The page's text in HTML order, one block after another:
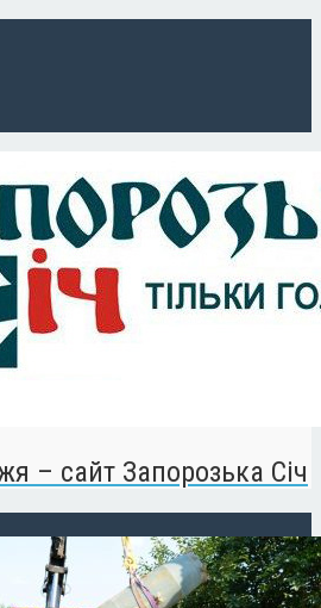
– сайт Запорозька Січ